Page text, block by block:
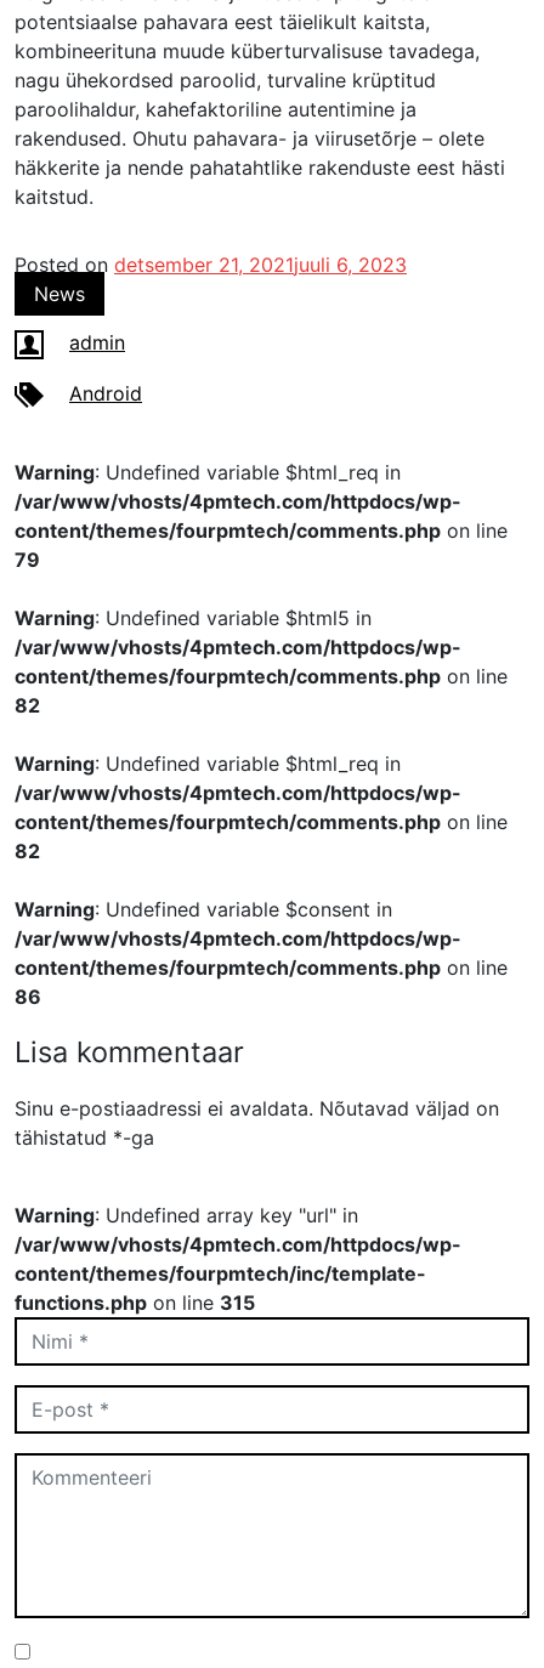
potentsiaalse pahavara eest täielikult kaitsta,
kombineerituna muude küberturvalisuse tavadega,
nagu ühekordsed paroolid, turvaline krüptitud
paroolihaldur, kahefaktoriline autentimine ja
rakendused. Ohutu pahavara- ja viirusetõrje – olete
häkkerite ja nende pahatahtlike rakenduste eest hästi
kaitstud.
Posted on detsember 21, 2021juuli 6, 2023
News
admin
Android
Warning: Undefined variable $html_req in
/var/www/vhosts/4pmtech.com/httpdocs/wp-
content/themes/fourpmtech/comments.php on line
79
Warning: Undefined variable $html5 in
/var/www/vhosts/4pmtech.com/httpdocs/wp-
content/themes/fourpmtech/comments.php on line
82
Warning: Undefined variable $html_req in
/var/www/vhosts/4pmtech.com/httpdocs/wp-
content/themes/fourpmtech/comments.php on line
82
Warning: Undefined variable $consent in
/var/www/vhosts/4pmtech.com/httpdocs/wp-
content/themes/fourpmtech/comments.php on line
86
Lisa kommentaar
Sinu e-postiaadressi ei avaldata. Nõutavad väljad on
tähistatud *-ga
Warning: Undefined array key "url" in
/var/www/vhosts/4pmtech.com/httpdocs/wp-
content/themes/fourpmtech/inc/template-
functions.php on line 315